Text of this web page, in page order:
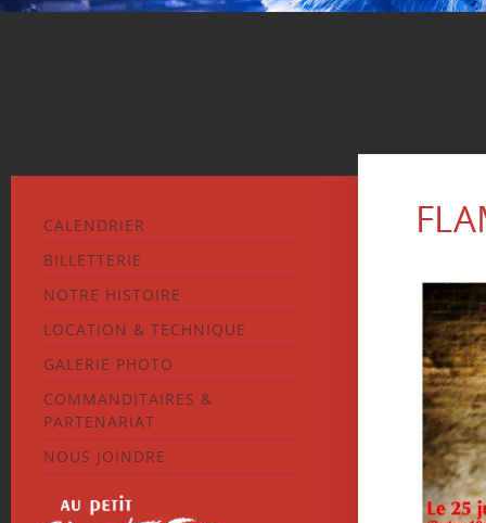
CALENDRIER
BILLETTERIE
NOTRE HISTOIRE
LOCATION & TECHNIQUE
GALERIE PHOTO
COMMANDITAIRES &
PARTENARIAT
NOUS JOINDRE